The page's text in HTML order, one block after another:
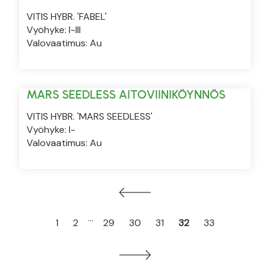
VITIS HYBR. 'FABEL'
Vyöhyke: I-III
Valovaatimus: Au
MARS SEEDLESS AITOVIINIKÖYNNÖS
VITIS HYBR. 'MARS SEEDLESS'
Vyöhyke: I-
Valovaatimus: Au
1 2 … 29 30 31 32 33